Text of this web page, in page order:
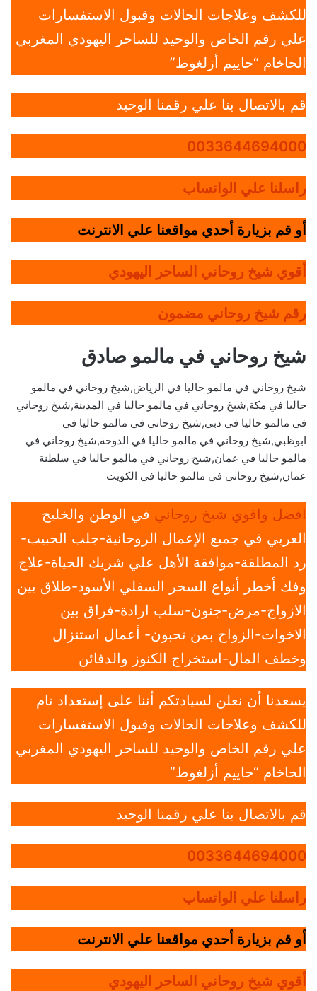
للكشف وعلاجات الحالات وقبول الاستفسارات
علي رقم الخاص والوحيد للساحر اليهودي المغربي
الحاخام “حاييم أزلغوط”
قم بالاتصال بنا علي رقمنا الوحيد
0033644694000
راسلنا علي الواتساب
أو قم بزيارة أحدي مواقعنا علي الانترنت
أقوي شيخ روحاني الساحر اليهودي
رقم شيخ روحاني مضمون
شيخ روحاني في مالمو صادق
شيخ روحاني في مالمو حاليا في الرياض,شيخ روحاني في مالمو
حاليا في مكة,شيخ روحاني في مالمو حاليا في المدينة,شيخ روحاني
في مالمو حاليا في دبي,شيخ روحاني في مالمو حاليا في
ابوظبي,شيخ روحاني في مالمو حاليا في الدوحة,شيخ روحاني في
مالمو حاليا في عمان,شيخ روحاني في مالمو حاليا في سلطنة
عمان,شيخ روحاني في مالمو حاليا في الكويت
افضل واقوي شيخ روحاني في الوطن والخليج
العربي في جميع الإعمال الروحانية-جلب الحبيب-
رد المطلقة-موافقة الأهل علي شريك الحياة-علاج
وفك أخطر أنواع السحر السفلي الأسود-طلاق بين
الازواج-مرض-جنون-سلب ارادة-فراق بين
الاخوات-الزواج بمن تحبون- أعمال استنزال
وخطف المال-استخراج الكنوز والدفائن
يسعدنا أن نعلن لسيادتكم أننا على إستعداد تام
للكشف وعلاجات الحالات وقبول الاستفسارات
علي رقم الخاص والوحيد للساحر اليهودي المغربي
الحاخام “حاييم أزلغوط”
قم بالاتصال بنا علي رقمنا الوحيد
0033644694000
راسلنا علي الواتساب
أو قم بزيارة أحدي مواقعنا علي الانترنت
أقوي شيخ روحاني الساحر اليهودي